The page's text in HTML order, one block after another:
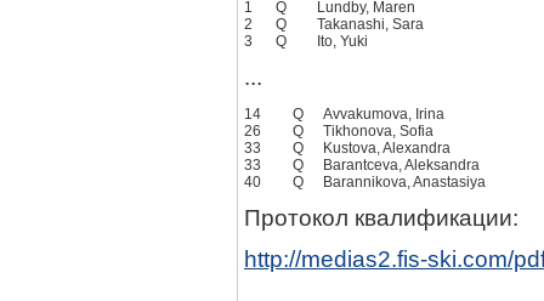
1 Q
Lundby, Maren
2
Q
Takanashi, Sara
3
Q Ito, Yuki
...
14 Q
Avvakumova, Irina
26
Q
Tikhonova, Sofia
33
Q
Kustova, Alexandra
33
Q
Barantceva, Aleksandra
40
Q Barannikova, Anastasiya
Протокол квалификации:
http://medias2.fis-ski.com/